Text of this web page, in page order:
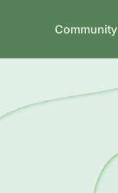
Community